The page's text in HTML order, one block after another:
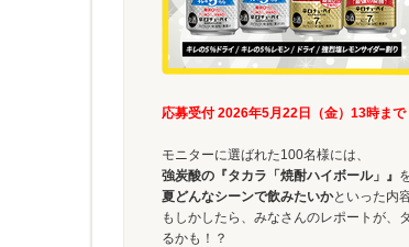
応募受付 2026年5月22日（金）13時まで
モニターに選ばれた100名様には、
強炭酸の『タカラ「焼酎ハイボール」』
夏どんなシーンで飲みたいかといった内
もしかしたら、みなさんのレポートが、
るかも！？